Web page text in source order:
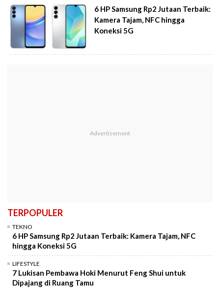
6 HP Samsung Rp2 Jutaan Terbaik:
Kamera Tajam, NFC hingga
Koneksi 5G
TERPOPULER
TEKNO
6 HP Samsung Rp2 Jutaan Terbaik: Kamera Tajam, NFC
hingga Koneksi 5G
LIFESTYLE
7 Lukisan Pembawa Hoki Menurut Feng Shui untuk
Dipajang di Ruang Tamu